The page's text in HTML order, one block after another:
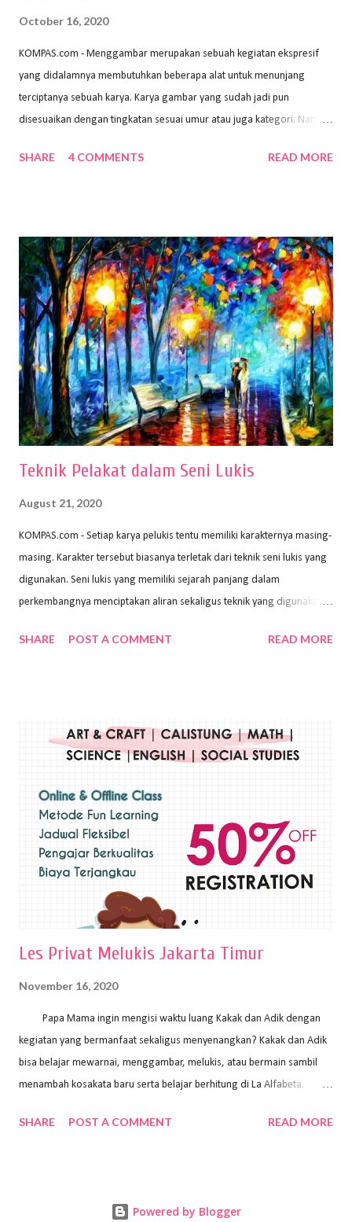
October 16, 2020
KOMPAS.com - Menggambar merupakan sebuah kegiatan ekspresif
yang didalamnya membutuhkan beberapa alat untuk menunjang
terciptanya sebuah karya. Karya gambar yang sudah jadi pun
disesuaikan dengan tingkatan sesuai umur atau juga kategori. Namun,
sehingga hasilnya bisa dilihat. Peran alat dan bahan sangat
memiliki spesifikasi berbeda sesuai jenisnya. Berikut peralatan
menggambar bentuk: 1. Kertas Gambar Kegiatan menggambar
membutuhkan kertas yang baik agar proses pembuatan gambar lebih
nyaman dan maksimal. Bahan kertas yang baik salah satu syaratnya
adalah tidak mudah sobek, mengingat menggambar merupakan
proses menggores dan menghapus. Kertas adalah bahan yang paling
ideal digunakan untuk menggambar. Dalam menggambar
menggunakan pen...
SHARE 4 COMMENTS READ MORE
Teknik Pelakat dalam Seni Lukis
August 21, 2020
KOMPAS.com - Setiap karya pelukis tentu memiliki karakternya masing-
masing. Karakter tersebut biasanya terletak dari teknik seni lukis yang
digunakan. Seni lukis yang memiliki sejarah panjang dalam
perkembangnya menciptakan aliran sekaligus teknik yang digunakan.
Wayan Kun Adnyana, teknik yang berbeda tentunya akan
menggunakan bahan dasar cat air, cat akrilik, atau cat minyak dengan
sapuan warna cat yang tebal. Dengan memberikan sapuan warna
pelukis untuk menghasilkan lukisan yang mempesona dan tentunya
bernilai tinggi. Ciri teknik plakat Ciri-ciri teknik plakat, yaitu: Sapuan
warna yang kental dan tebal. Hasil lukisan menutupi seluruh bagian
medianya Mem...
SHARE POST A COMMENT READ MORE
Les Privat Melukis Jakarta Timur
November 16, 2020
Papa Mama ingin mengisi waktu luang Kakak dan Adik dengan
kegiatan yang bermanfaat sekaligus menyenangkan? Kakak dan Adik
bisa belajar mewarnai, menggambar, melukis, atau bermain sambil
menambah kosakata baru serta belajar berhitung di La Alfabeta.
kok untuk mengajar dengan metode yang fun, La Alfabeta
Alfabeta. ⁣⁣⁣⁣Ada pilihan online class maupun offline class lho! Cek
SHARE POST A COMMENT READ MORE
Powered by Blogger